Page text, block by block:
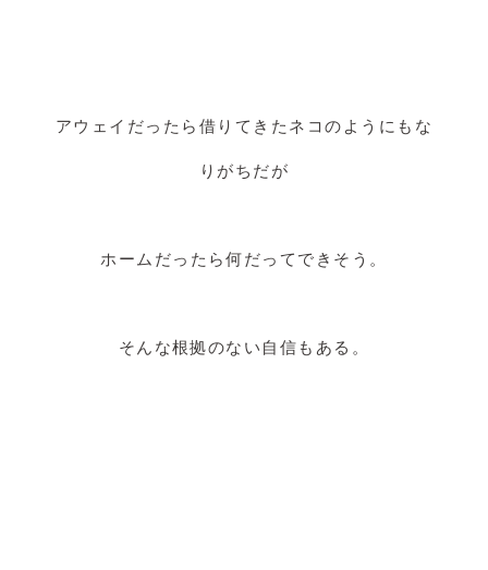
アウェイだったら借りてきたネコのようにもな
りがちだが
ホームだったら何だってできそう。
そんな根拠のない自信もある。